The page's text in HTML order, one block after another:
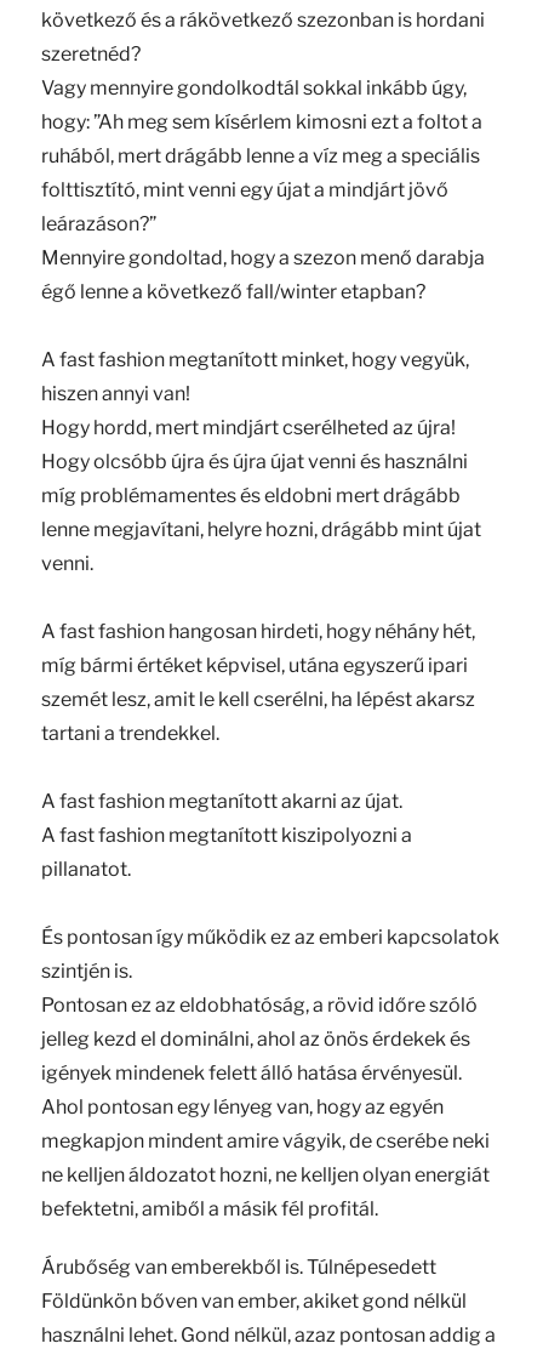
következő és a rákövetkező szezonban is hordani
szeretnéd?
Vagy mennyire gondolkodtál sokkal inkább úgy,
hogy: ”Ah meg sem kísérlem kimosni ezt a foltot a
ruhából, mert drágább lenne a víz meg a speciális
folttisztító, mint venni egy újat a mindjárt jövő
leárazáson?”
Mennyire gondoltad, hogy a szezon menő darabja
égő lenne a következő fall/winter etapban?
A fast fashion megtanított minket, hogy vegyük,
hiszen annyi van!
Hogy hordd, mert mindjárt cserélheted az újra!
Hogy olcsóbb újra és újra újat venni és használni
míg problémamentes és eldobni mert drágább
lenne megjavítani, helyre hozni, drágább mint újat
venni.
A fast fashion hangosan hirdeti, hogy néhány hét,
míg bármi értéket képvisel, utána egyszerű ipari
szemét lesz, amit le kell cserélni, ha lépést akarsz
tartani a trendekkel.
A fast fashion megtanított akarni az újat.
A fast fashion megtanított kiszipolyozni a
pillanatot.
És pontosan így működik ez az emberi kapcsolatok
szintjén is.
Pontosan ez az eldobhatóság, a rövid időre szóló
jelleg kezd el dominálni, ahol az önös érdekek és
igények mindenek felett álló hatása érvényesül.
Ahol pontosan egy lényeg van, hogy az egyén
megkapjon mindent amire vágyik, de cserébe neki
ne kelljen áldozatot hozni, ne kelljen olyan energiát
befektetni, amiből a másik fél profitál.
Árubőség van emberekből is. Túlnépesedett
Földünkön bőven van ember, akiket gond nélkül
használni lehet. Gond nélkül, azaz pontosan addig a